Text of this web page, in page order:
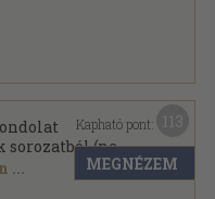
sorozatból (nem
...
Kapható pont:
MEGNÉZEM